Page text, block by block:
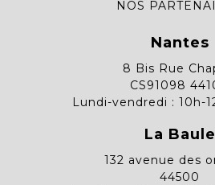
NOS
Nantes
8 Bis Rue
CS91098
Lundi-vendredi : 10h-
La Baule
132 avenue des
44500